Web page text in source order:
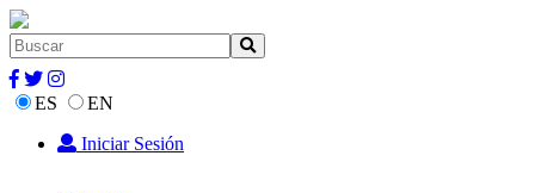
ES
EN
Iniciar Sesión